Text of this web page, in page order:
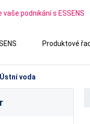
vaše podnikání s ESSENS
Produktové
Ústní voda